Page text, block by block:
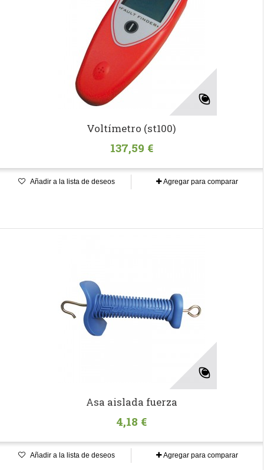
Voltímetro (st100)
137,59 €
Añadir a la lista de deseos Agregar para comparar
Asa aislada fuerza
4,18 €
Añadir a la lista de deseos Agregar para comparar